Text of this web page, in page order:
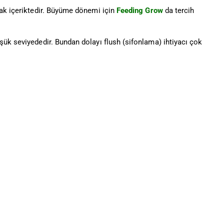
içeriktedir. Büyüme dönemi için Feeding Growda tercih
seviyededir. Bundan dolayı flush (sifonlama) ihtiyacı çok